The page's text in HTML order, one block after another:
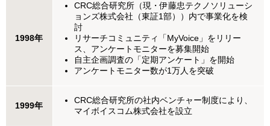
1998年
CRC総合研究所（現・伊藤忠テクノソリューシ
ョンズ株式会社（東証1部））内で事業化を検
討
リサーチコミュニティ「MyVoice」をリリー
ス、アンケートモニターを募集開始
自主企画調査の「定期アンケート」を開始
アンケートモニター数が1万人を突破
1999年
CRC総合研究所の社内ベンチャー制度により、
マイボイスコム株式会社を設立